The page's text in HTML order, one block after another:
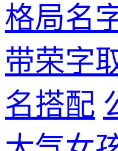
格局名
带荣字
名搭配